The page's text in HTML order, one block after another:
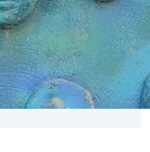
zespołowego. Ważne jest, aby
konflikty mogą stać się